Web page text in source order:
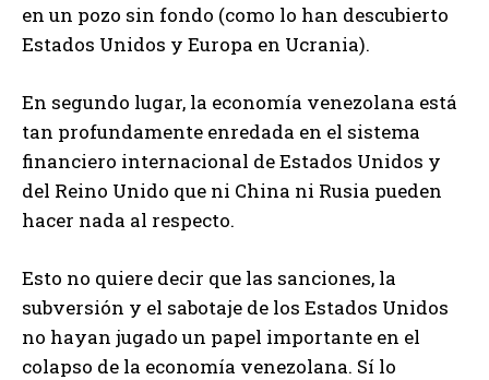
en un pozo sin fondo (como lo han descubierto
Estados Unidos y Europa en Ucrania).
En segundo lugar, la economía venezolana está
tan profundamente enredada en el sistema
financiero internacional de Estados Unidos y
del Reino Unido que ni China ni Rusia pueden
hacer nada al respecto.
Esto no quiere decir que las sanciones, la
subversión y el sabotaje de los Estados Unidos
no hayan jugado un papel importante en el
colapso de la economía venezolana. Sí lo